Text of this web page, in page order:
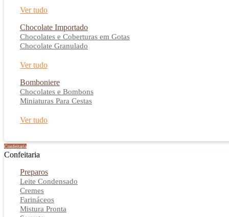
Ver tudo
Chocolate Importado
Chocolates e Coberturas em Gotas
Chocolate Granulado
Ver tudo
Bomboniere
Chocolates e Bombons
Miniaturas Para Cestas
Ver tudo
Confeitaria
Confeitaria
Preparos
Leite Condensado
Cremes
Farináceos
Mistura Pronta